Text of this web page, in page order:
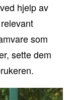
hjelp av
som
sette dem